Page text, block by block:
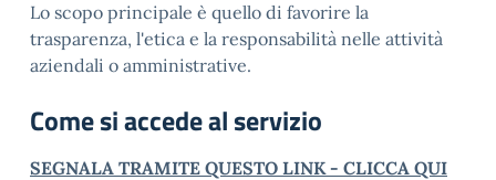
Lo scopo principale è quello di favorire la
trasparenza, l'etica e la responsabilità nelle attività
aziendali o amministrative.
Come si accede al servizio
SEGNALA TRAMITE QUESTO LINK - CLICCA QUI